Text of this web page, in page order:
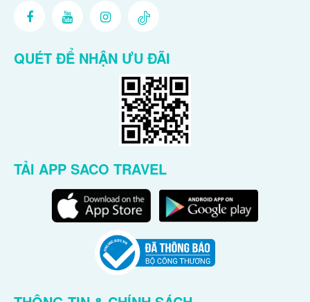
QUÉT ĐỂ NHẬN ƯU ĐÃI
TẢI APP SACO TRAVEL